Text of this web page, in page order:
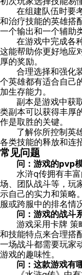
在组建队伍时要
和治疗技能的英雄搭
一个输出和一个辅助
在游戏中完成各
这能帮助你更好地应
厚的奖励。
合理选择和强化
个英雄都有适合自己
加生存能力。
副本是游戏中获
类副本可以获得丰厚
作是取胜的关键。
了解你所控制英
各类技能的释放和连
常见问题
问：游戏的pvp
水浒q传拥有丰
场、团队战斗等，玩
示自己的实力和策略
服或跨服中的排名情
问：游戏的战斗
游戏采用卡牌 策
和技能特点来合理搭
一场战斗都需要玩家
游戏的趣味性。
问：这款游戏有